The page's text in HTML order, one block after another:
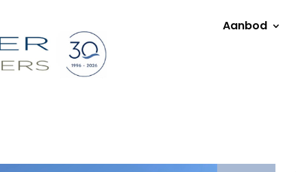
Aanbod